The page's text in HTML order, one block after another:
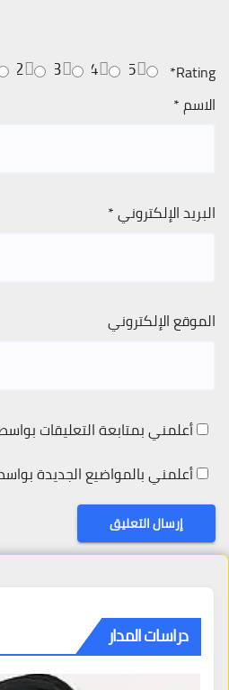
Rating
*
5
4
3
2
الاسم*
البريد الإلكتروني*
الموقع الإلكتروني
أعلمني بمتابعة التعليقات
أعلمني بالمواضيع الجديدة
دراسات المدار